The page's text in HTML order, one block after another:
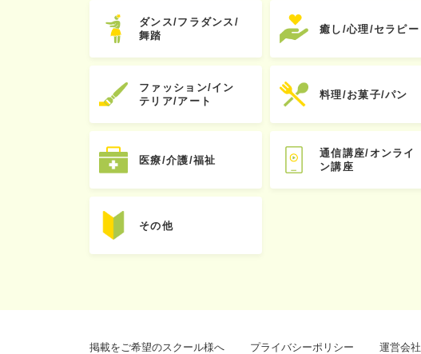
ダンス/フラダンス/
舞踏
癒し/心理/セラピー
ファッション/イン
テリア/アート
料理/お菓子/パン
医療/介護/福祉
通信講座/オンライ
ン講座
その他
掲載をご希望のスクール様へ プライバシーポリシー 運営会社